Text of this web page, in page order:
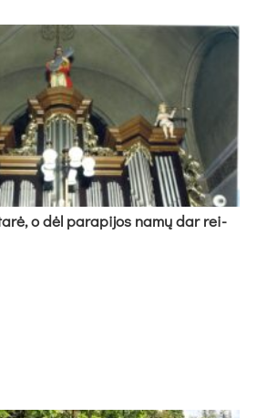
o dėl pa­ra­pi­jos na­mų dar rei­